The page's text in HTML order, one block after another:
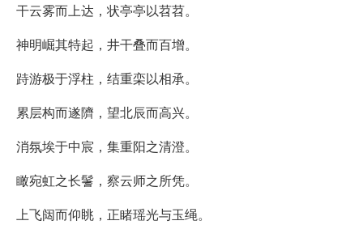
干云雾而上达，状亭亭以苕苕。
神明崛其特起，井干叠而百增。
跱游极于浮柱，结重栾以相承。
累层构而遂隮，望北辰而高兴。
消氛埃于中宸，集重阳之清澄。
瞰宛虹之长鬐，察云师之所凭。
上飞闼而仰眺，正睹瑶光与玉绳。